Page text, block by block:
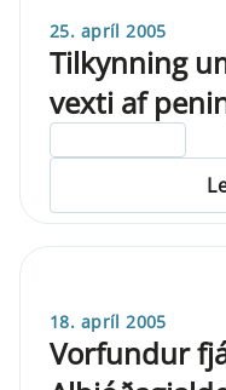
25. apríl 2005
Tilkynning
vexti af
18. apríl 2005
Vorfundur